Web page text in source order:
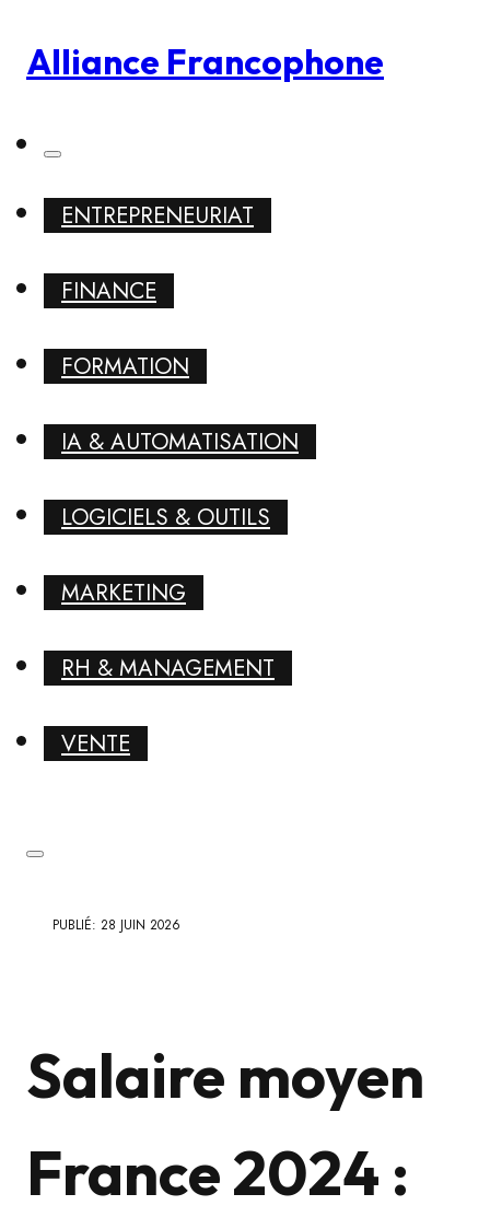
Alliance Francophone
ENTREPRENEURIAT
FINANCE
FORMATION
IA & AUTOMATISATION
LOGICIELS & OUTILS
MARKETING
RH & MANAGEMENT
VENTE
Salaire moyen
France 2024 :
PUBLIÉ: 28 JUIN 2026